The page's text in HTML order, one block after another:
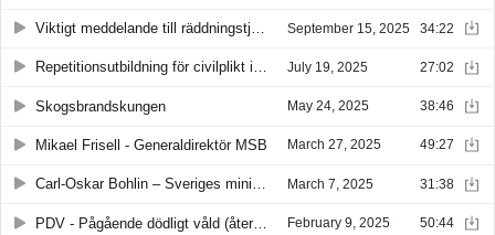
Viktigt meddelande till räddningstjänsten September 15, 2025 34:22
Repetitionsutbildning för civilplikt i räddningstjänst July 19, 2025 27:02
Skogsbrandskungen May 24, 2025 38:46
Mikael Frisell - Generaldirektör MSB March 27, 2025 49:27
Carl-Oskar Bohlin – Sveriges minister för civilt försvar March 7, 2025 31:38
PDV - Pågående dödligt våld (återpublicerat) February 9, 2025 50:44